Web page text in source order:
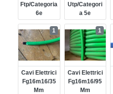
Ftp/categoria
6e
Utp/categori
A 5e
Cavi Elettrici
Fg16m16/35
Mm
1
Cavi Elettrici
Fg16m16/95
Mm
1